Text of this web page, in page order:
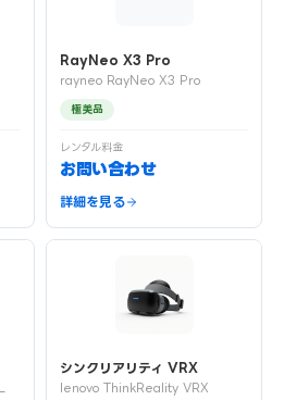
RayNeo X3 Pro
rayneo RayNeo X3 Pro
極美品
レンタル料金
お問い合わせ
詳細を見る
シンクリアリティ VRX
lenovo ThinkReality VRX